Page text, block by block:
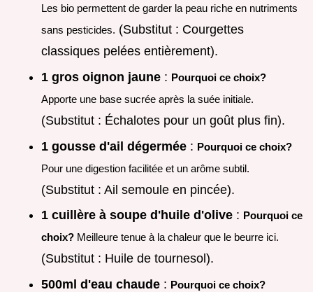
Les bio permettent de garder la peau riche en nutriments
sans pesticides. (Substitut : Courgettes
classiques pelées entièrement).
1 gros oignon jaune : Pourquoi ce choix?
Apporte une base sucrée après la suée initiale.
(Substitut : Échalotes pour un goût plus fin).
1 gousse d'ail dégermée : Pourquoi ce choix?
Pour une digestion facilitée et un arôme subtil.
(Substitut : Ail semoule en pincée).
1 cuillère à soupe d'huile d'olive : Pourquoi ce
choix? Meilleure tenue à la chaleur que le beurre ici.
(Substitut : Huile de tournesol).
500ml d'eau chaude : Pourquoi ce choix?